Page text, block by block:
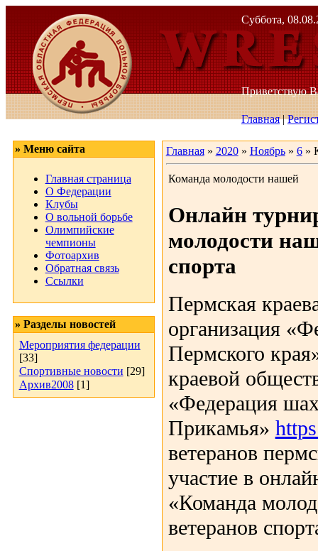
Суббота,
Приветствую
Главная|
» Меню сайта
Главная страница
О Федерации
Клубы
О вольной борьбе
Олимпийские
чемпионы
Фотоархив
Обратная связь
Ссылки
» Разделы новостей
Мероприятия федерации
[33]
Спортивные новости [29]
Архив2008 [1]
Главная» 2020 » Ноябрь » 6»
Команда молодости нашей
Онлайн
молодости
спорта
Пермская
организация
Пермского
краевой
«Федерация
Прикамья»
ветеранов
участие в
«Команда
ветеранов